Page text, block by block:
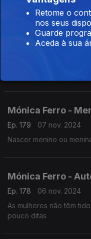
O que é e para que
Mónica Ferro - A
Mónica Ferro -
Ep. 179
07 nov. 2024
Nascer menino ou
Mónica Ferro -
Ep. 178
06 nov. 2024
As mulheres não têm
pouco ditas
Retome o
nos seus
Guarde
Aceda à sua